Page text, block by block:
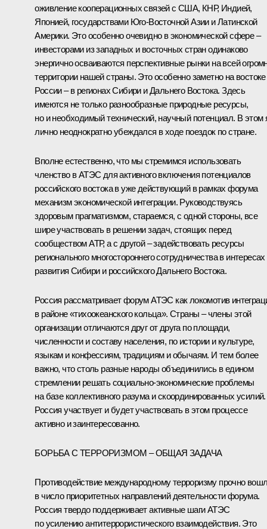
оживление кооперационных связей с США, КНР, Индией,
Японией, государствами Юго-Восточной Азии и Латинской
Америки. Это особенно очевидно в экономической сфере –
инвесторами из западных и восточных стран одинаково
энергично осваиваются перспективные рынки на всей
территории нашей страны. Это особенно заметно на востоке
России – в регионах Сибири и Дальнего Востока. Здесь
имеются не только разнообразные природные ресурсы,
но и необходимый технический, научный потенциал. В этом
лично неоднократно убеждался в ходе поездок по стране.
Вполне естественно, что мы стремимся использовать
членство в АТЭС для активного включения потенциалов
российского востока в уже действующий в рамках форума
механизм экономической интеграции. Руководствуясь
здоровым прагматизмом, стараемся, с одной стороны, все
шире участвовать в решении задач, стоящих перед
сообществом АТР, а с другой – задействовать ресурсы
регионального многостороннего сотрудничества в интересах
развития Сибири и российского Дальнего Востока.
Россия рассматривает форум АТЭС как локомотив
в районе «тихоокеанского кольца». Страны – члены этой
организации отличаются друг от друга по площади,
численности и составу населения, по истории и культуре,
языкам и конфессиям, традициям и обычаям. И тем более
важно, что столь разные народы объединились в едином
стремлении решать социально-экономические проблемы
на базе коллективного разума и скоординированных усилий.
Россия участвует и будет участвовать в этом процессе
активно и заинтересованно.
БОРЬБА С ТЕРРОРИЗМОМ – ОБЩАЯ ЗАДАЧА
Противодействие международному терроризму прочно
в число приоритетных направлений деятельности форума.
Россия твердо поддерживает активные шаги АТЭС
по усилению антитеррористического взаимодействия. Это